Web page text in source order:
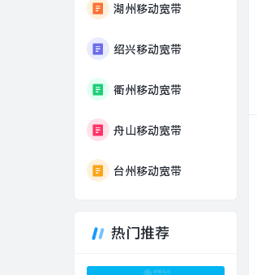
湖州移动宽带
绍兴移动宽带
衢州移动宽带
舟山移动宽带
台州移动宽带
热门推荐